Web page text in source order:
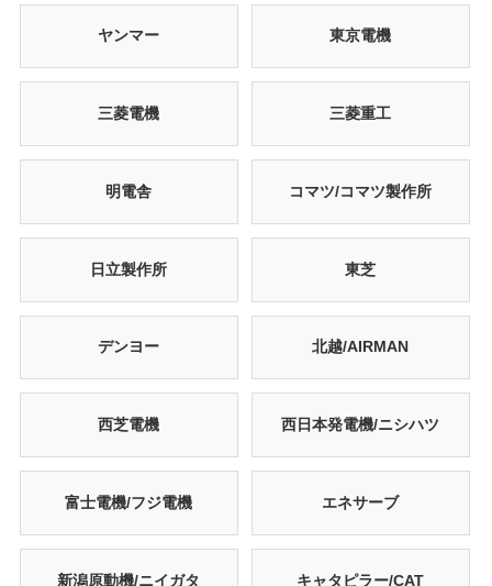
ヤンマー 東京電機
三菱電機 三菱重工
明電舎 コマツ/コマツ製作所
日立製作所 東芝
デンヨー 北越/AIRMAN
西芝電機 西日本発電機/ニシハツ
富士電機/フジ電機 エネサーブ
新潟原動機/ニイガタ キャタピラー/CAT